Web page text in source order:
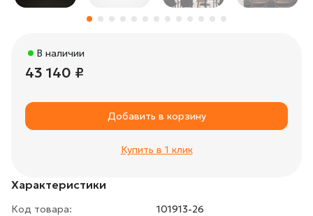
Характеристики
Код товара: 101913-26
В наличии
43 140 ₽
Добавить в корзину
Купить в 1 клик